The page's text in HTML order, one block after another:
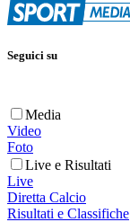
Seguici su
Media
Video
Foto
Live e Risultati
Live
Diretta Calcio
Risultati e Classifiche